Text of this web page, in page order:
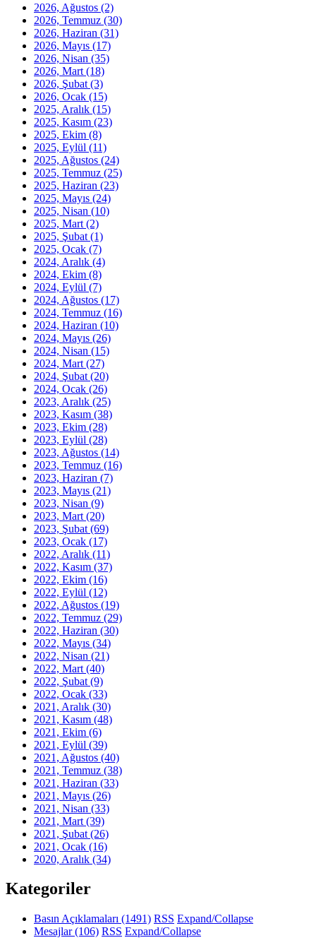
2026, Ağustos (2)
2026, Temmuz (30)
2026, Haziran (31)
2026, Mayıs (17)
2026, Nisan (35)
2026, Mart (18)
2026, Şubat (3)
2026, Ocak (15)
2025, Aralık (15)
2025, Kasım (23)
2025, Ekim (8)
2025, Eylül (11)
2025, Ağustos (24)
2025, Temmuz (25)
2025, Haziran (23)
2025, Mayıs (24)
2025, Nisan (10)
2025, Mart (2)
2025, Şubat (1)
2025, Ocak (7)
2024, Aralık (4)
2024, Ekim (8)
2024, Eylül (7)
2024, Ağustos (17)
2024, Temmuz (16)
2024, Haziran (10)
2024, Mayıs (26)
2024, Nisan (15)
2024, Mart (27)
2024, Şubat (20)
2024, Ocak (26)
2023, Aralık (25)
2023, Kasım (38)
2023, Ekim (28)
2023, Eylül (28)
2023, Ağustos (14)
2023, Temmuz (16)
2023, Haziran (7)
2023, Mayıs (21)
2023, Nisan (9)
2023, Mart (20)
2023, Şubat (69)
2023, Ocak (17)
2022, Aralık (11)
2022, Kasım (37)
2022, Ekim (16)
2022, Eylül (12)
2022, Ağustos (19)
2022, Temmuz (29)
2022, Haziran (30)
2022, Mayıs (34)
2022, Nisan (21)
2022, Mart (40)
2022, Şubat (9)
2022, Ocak (33)
2021, Aralık (30)
2021, Kasım (48)
2021, Ekim (6)
2021, Eylül (39)
2021, Ağustos (40)
2021, Temmuz (38)
2021, Haziran (33)
2021, Mayıs (26)
2021, Nisan (33)
2021, Mart (39)
2021, Şubat (26)
2021, Ocak (16)
2020, Aralık (34)
Kategoriler
Basın Açıklamaları (1491) RSS Expand/Collapse
Mesajlar(106) RSS Expand/Collapse